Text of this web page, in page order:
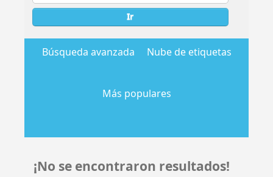
Ir
Búsqueda avanzada Nube de etiquetas
Más populares
¡No se encontraron resultados!